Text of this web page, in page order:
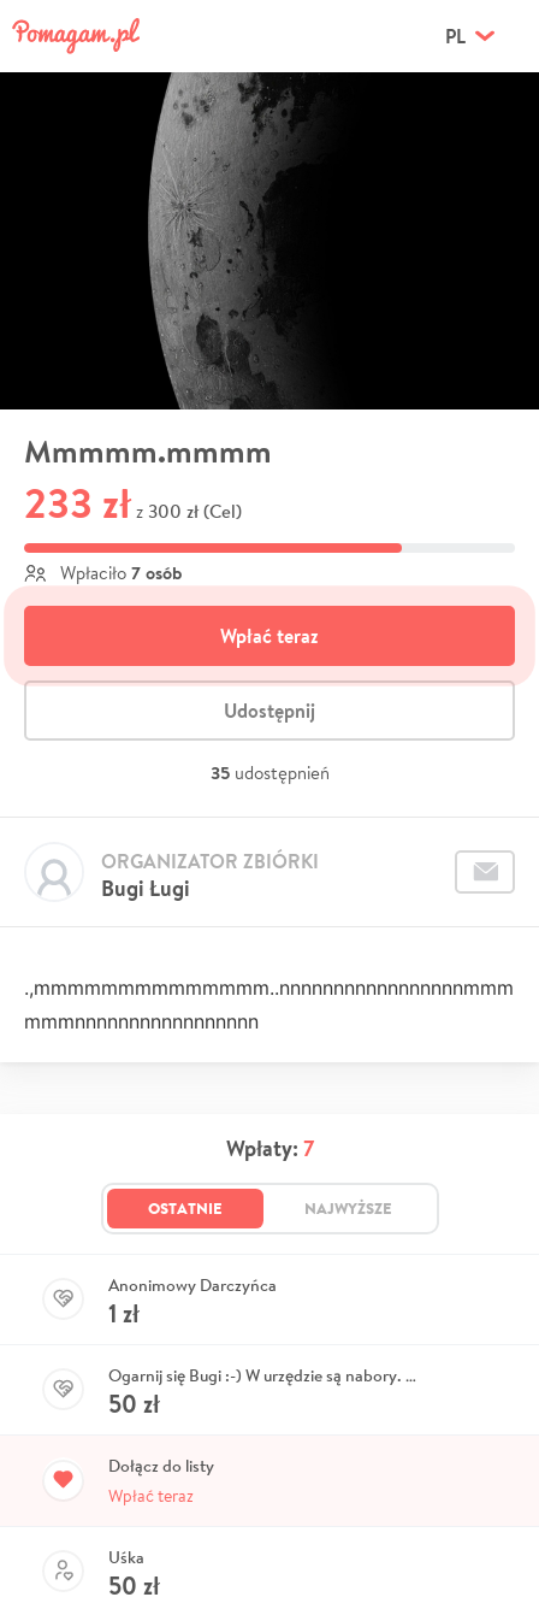
PL
Mmmmm.mmmm
233 zł z 300 zł (Cel)
Wpłaciło 7 osób
Wpłać teraz
Udostępnij
35 udostępnień
Bugi Ługi
ORGANIZATOR ZBIÓRKI
.,mmmmmmmmmmmmmm..nnnnnnnnnnnnnnnnnmmm
mmmnnnnnnnnnnnnnnnnn
Wpłaty: 7
OSTATNIE NAJWYŻSZE
Anonimowy Darczyńca
1 zł
Ogarnij się Bugi :-) W urzędzie są nabory. Rafal
50 zł
Dołącz do listy
Wpłać teraz
Uśka
50 zł